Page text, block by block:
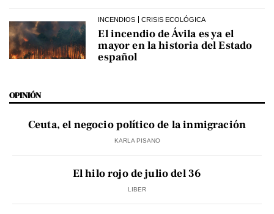
INCENDIOS CRISIS ECOLÓGICA
El incendio de Ávila es ya el
mayor en la historia del Estado
español
OPINIÓN
Ceuta, el negocio político de la inmigración
KARLA PISANO
El hilo rojo de julio del 36
LIBER